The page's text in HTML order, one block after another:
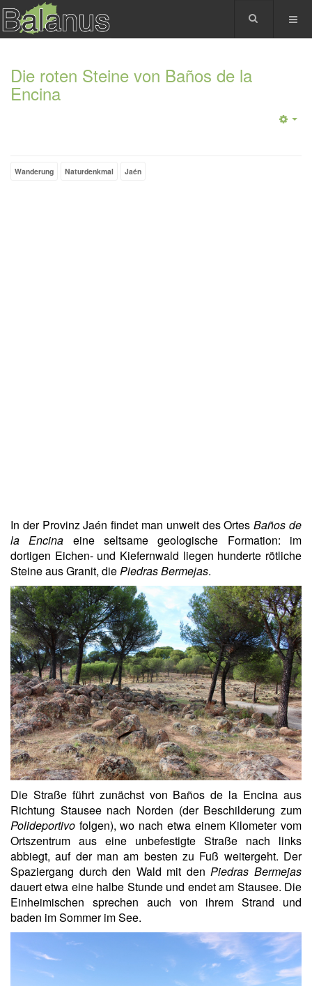
Die roten Steine von Baños de la
Encina
Wanderung Naturdenkmal Jaén
In der Provinz Jaén findet man unweit des OrtesBaños de
la Encina eine seltsame geologische Formation: im
dortigen Eichen- und Kiefernwald liegen hunderte rötliche
Steine aus Granit, diePiedras Bermejas.
Die Straße führt zunächst von Baños de la Encina aus
Richtung Stausee nach Norden (der Beschilderung zum
Polideportivo folgen), wo nach etwa einem Kilometer vom
Ortszentrum aus eine unbefestigte Straße nach links
abbiegt, auf der man am besten zu Fuß weitergeht. Der
Spaziergang durch den Wald mit den Piedras Bermejas
dauert etwa eine halbe Stunde und endet am Stausee. Die
Einheimischen sprechen auch von ihrem Strand und
baden im Sommer im See.